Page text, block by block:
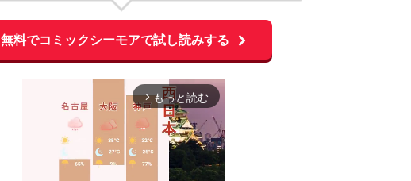
無料でコミックシーモアで試し読みする
arrow_forward_ios もっと読む